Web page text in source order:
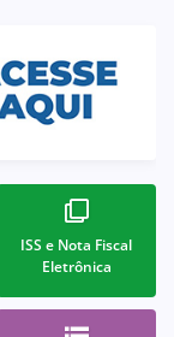
ISS e Nota Fiscal
Eletrônica